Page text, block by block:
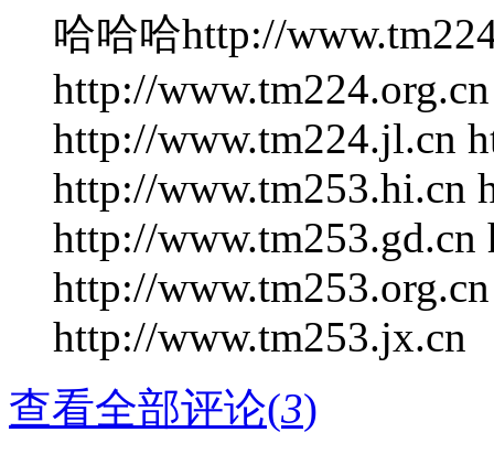
哈哈哈http://
http://
http://www.tm224.jl.cn
http://www.tm253.hi.cn
http://
http://
http://www.tm253.jx.cn
查看全部评论(3)